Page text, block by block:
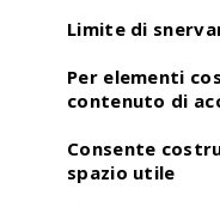
ACILIST
Crea facilmente
tecnologie di
Limite di
Per elementi
contenuto di
Consente
spazio utile